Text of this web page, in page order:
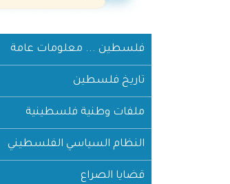
فلسطين ... معلومات عامة
تاريخ فلسطين
ملفات وطنية فلسطينية
النظام السياسي الفلسطيني
قضايا الصراع